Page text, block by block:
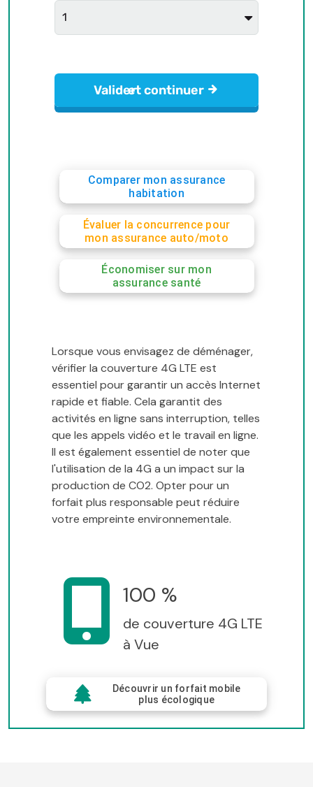
Comparer mon assurance
habitation
Évaluer la concurrence pour
mon assurance auto/moto
Économiser sur mon
assurance santé
Lorsque vous envisagez de déménager,
vérifier la couverture 4G LTE est
essentiel pour garantir un accès Internet
rapide et fiable. Cela garantit des
activités en ligne sans interruption, telles
que les appels vidéo et le travail en ligne.
Il est également essentiel de noter que
l'utilisation de la 4G a un impact sur la
production de CO2. Opter pour un
forfait plus responsable peut réduire
votre empreinte environnementale.
100 %
de couverture 4G LTE
à Vue
Découvrir un forfait mobile
plus écologique